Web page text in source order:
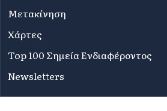
Μετακίνηση
Χάρτες
Top 100 Σημεία Ενδιαφέροντος
Newsletters